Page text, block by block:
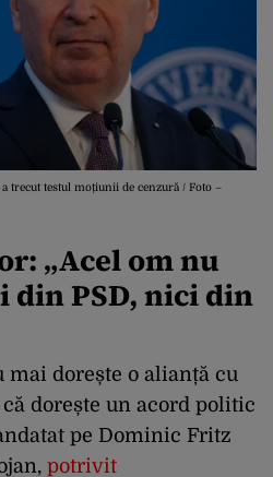
trecut testul moțiunii de cenzură / Foto –
„Acel om nu
din PSD, nici din
mai dorește o alianță cu
că dorește un acord politic
pe Dominic Fritz
potrivit